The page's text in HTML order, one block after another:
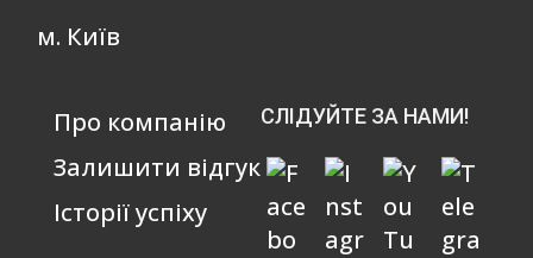
м. Київ
Про компанію
Залишити відгук
Історії успіху
СЛІДУЙТЕ ЗА НАМИ!